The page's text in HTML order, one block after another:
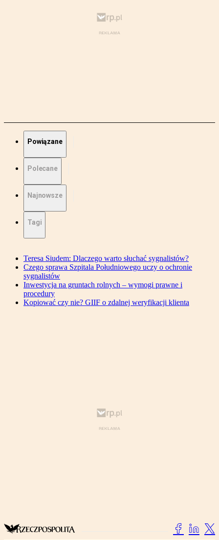
Powiązane
Polecane
Najnowsze
Tagi
Teresa Siudem: Dlaczego warto słuchać sygnalistów?
Czego sprawa Szpitala Południowego uczy o ochronie
sygnalistów
Inwestycja na gruntach rolnych – wymogi prawne i
procedury
Kopiować czy nie? GIIF o zdalnej weryfikacji klienta